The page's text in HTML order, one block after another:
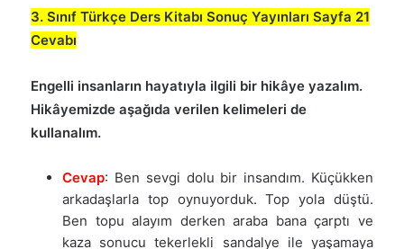
3. Sınıf Türkçe Ders Kitabı Sonuç Yayınları Sayfa 21
Cevabı
Engelli insanların hayatıyla ilgili bir hikâye yazalım.
Hikâyemizde aşağıda verilen kelimeleri de
kullanalım.
Cevap: Ben sevgi dolu bir insandım. Küçükken
arkadaşlarla top oynuyorduk. Top yola düştü.
Ben topu alayım derken araba bana çarptı ve
kaza sonucu tekerlekli sandalye ile yaşamaya